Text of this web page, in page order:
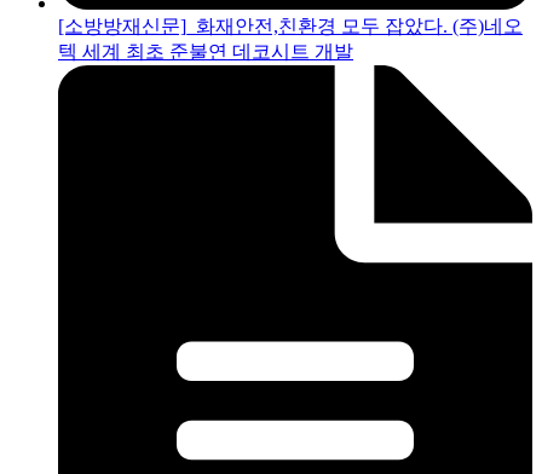
[소방방재신문]_화재안전,친환경 모두 잡았다. (주)네오
텍 세계 최초 준불연 데코시트 개발